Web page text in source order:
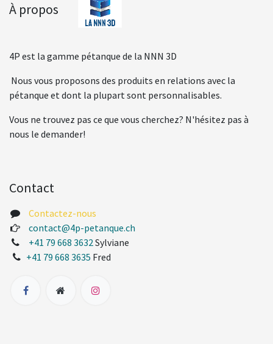
À propos
4P est la gamme pétanque de la NNN 3D
Nous vous proposons des produits en relations avec la
pétanque et dont la plupart sont personnalisables.
Vous ne trouvez pas ce que vous cherchez? N'hésitez pas à
nous le demander!
Contact
Contactez-nous
contact@4p-petanque.ch
+41 79 668 3632 Sylviane
+41 79 668 3635 Fred